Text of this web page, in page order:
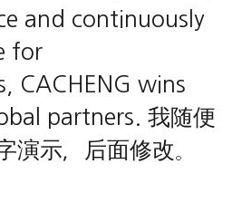
and continuously
for
CACHENG wins
partners. 我随便
演示，后面修改。